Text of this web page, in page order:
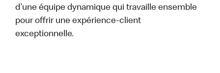
d’une équipe dynamique qui travaille ensemble
pour offrir une expérience-client
exceptionnelle.